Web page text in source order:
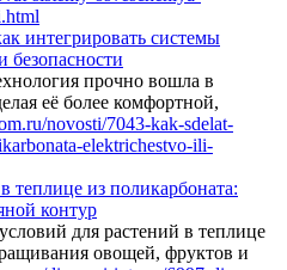
интегрировать системы
безопасности
прочно вошла в
её более комфортной,
теплице из поликарбоната:
контур
для растений в теплице
овощей, фруктов и